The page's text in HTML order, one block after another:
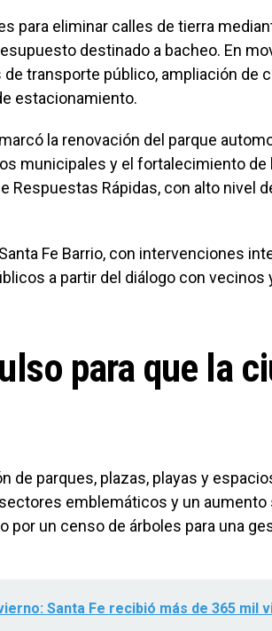
para eliminar calles de tierra
destinado a bacheo. En
transporte público, ampliación de
estacionamiento.
la renovación del parque
municipales y el fortalecimiento de
Respuestas Rápidas, con alto nivel
Fe Barrio, con intervenciones
a partir del diálogo con vecinos
para que la
de parques, plazas, playas y
emblemáticos y un aumento
por un censo de árboles para una
Santa Fe recibió más de 365 mil